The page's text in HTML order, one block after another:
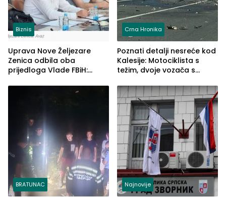
Biznis
Uprava Nove Željezare
Zenica odbila oba
prijedloga Vlade FBiH:
rješenje
Crna Hronika
Poznati detalji nesreće kod
Kalesije: Motociklista s
težim, dvoje vozača s
BRATUNAC Najnovije